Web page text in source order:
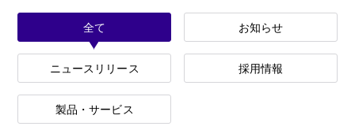
全て お知らせ
ニュースリリース 採用情報
製品・サービス